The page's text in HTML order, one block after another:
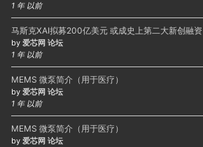
1 年 以前
马斯克XAI拟募200亿美元 或成史上第二大新创融资
by 爱芯网 论坛
1 年 以前
MEMS 微泵简介（用于医疗）
by 爱芯网 论坛
1 年 以前
MEMS 微泵简介（用于医疗）
by 爱芯网 论坛